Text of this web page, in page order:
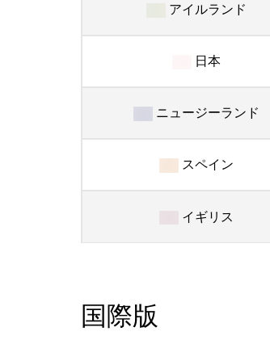
アイルランド
日本
ニュージーランド
スペイン
イギリス
国際版